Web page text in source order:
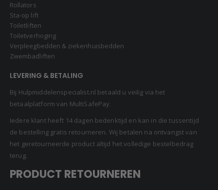
Rollators
Sta-op lift
Toiletliften
Toiletverhoging
Verpleegbedden & ziekenhuisbedden
Zwembadliften
LEVERING & BETALING
Bij Hulpmiddelenspecialist.nl betaald u veilig via het
betaalplatform van MultiSafePay.
Iedere klant heeft 14 dagen bedenktijd en kan in die tussentijd
de bestelling gratis retourneren. Wij betalen na ontvangst van
het geretourneerde product altijd het volledige bestelbedrag
terug.
PRODUCT RETOURNEREN